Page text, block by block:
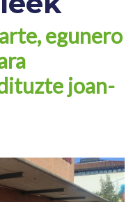
egunero
joan-